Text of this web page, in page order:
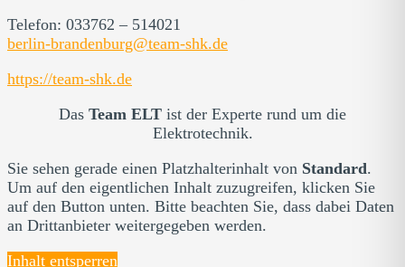
Telefon: 033762 – 514021
berlin-brandenburg@team-shk.de
https://team-shk.de
Das Team ELT ist der Experte rund um die
Elektrotechnik.
Sie sehen gerade einen Platzhalterinhalt von Standard.
Um auf den eigentlichen Inhalt zuzugreifen, klicken Sie
auf den Button unten. Bitte beachten Sie, dass dabei Daten
an Drittanbieter weitergegeben werden.
Inhalt entsperren